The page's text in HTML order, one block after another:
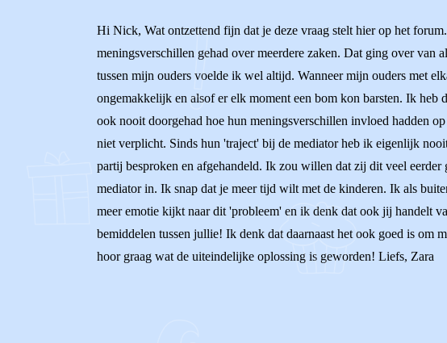
Hi Nick, Wat ontzettend fijn dat je deze vraag stelt hier op het
meningsverschillen gehad over meerdere zaken. Dat ging over
tussen mijn ouders voelde ik wel altijd. Wanneer mijn ouders met
ongemakkelijk en alsof er elk moment een bom kon barsten. Ik
ook nooit doorgehad hoe hun meningsverschillen invloed hadden
niet verplicht. Sinds hun 'traject' bij de mediator heb ik eigenlijk
partij besproken en afgehandeld. Ik zou willen dat zij dit veel eerder
mediator in. Ik snap dat je meer tijd wilt met de kinderen. Ik als
meer emotie kijkt naar dit 'probleem' en ik denk dat ook jij handelt
bemiddelen tussen jullie! Ik denk dat daarnaast het ook goed is
hoor graag wat de uiteindelijke oplossing is geworden! Liefs, Zara